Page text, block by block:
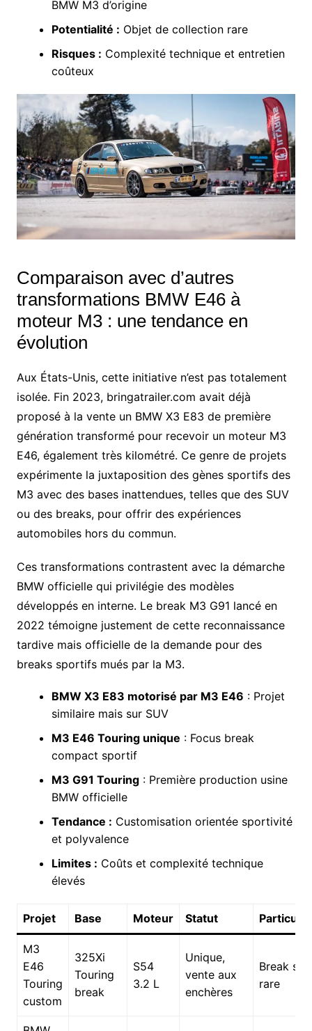
BMW M3 d’origine
Potentialité : Objet de collection rare
Risques : Complexité technique et entretien
coûteux
Comparaison avec d’autres
transformations BMW E46 à
moteur M3 : une tendance en
évolution
Aux États-Unis, cette initiative n’est pas totalement
isolée. Fin 2023, bringatrailer.com avait déjà
proposé à la vente un BMW X3 E83 de première
génération transformé pour recevoir un moteur M3
E46, également très kilométré. Ce genre de projets
expérimente la juxtaposition des gènes sportifs des
M3 avec des bases inattendues, telles que des SUV
ou des breaks, pour offrir des expériences
automobiles hors du commun.
Ces transformations contrastent avec la démarche
BMW officielle qui privilégie des modèles
développés en interne. Le break M3 G91 lancé en
2022 témoigne justement de cette reconnaissance
tardive mais officielle de la demande pour des
breaks sportifs mués par la M3.
BMW X3 E83 motorisé par M3 E46 : Projet
similaire mais sur SUV
M3 E46 Touring unique : Focus break
compact sportif
M3 G91 Touring: Première production usine
BMW officielle
Tendance : Customisation orientée sportivité
et polyvalence
Limites : Coûts et complexité technique
élevés
Projet Base Moteur Statut
M3
E46
Touring
custom
325Xi
Touring
break
S54
3.2 L
Unique,
vente aux
enchères
Break
rare